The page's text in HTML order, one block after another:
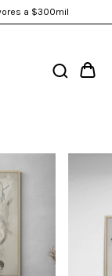
a $300mil